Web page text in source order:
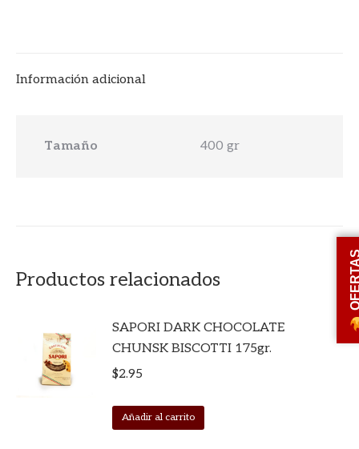
Información adicional
Tamaño 400 gr
Productos relacionados
SAPORI DARK CHOCOLATE
CHUNSK BISCOTTI 175gr.
$2.95
Añadir al carrito